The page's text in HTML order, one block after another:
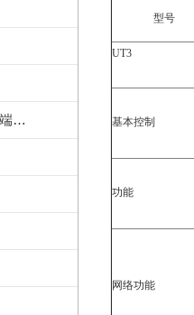
模块/电/探头/卡件/接线端子/记录纸
型号
UT3
基本控制
功能
网络功能